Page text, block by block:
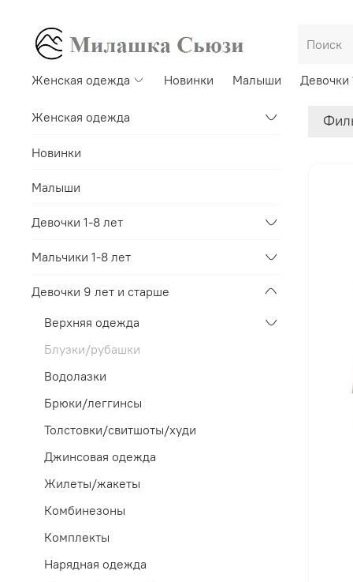
Женская одежда Новинки Малыши Девочки
Женская одежда
Новинки
Малыши
Девочки 1-8 лет
Мальчики 1-8 лет
Девочки 9 лет и старше
Верхняя одежда
Блузки/рубашки
Водолазки
Брюки/леггинсы
Толстовки/свитшоты/худи
Джинсовая одежда
Жилеты/жакеты
Комбинезоны
Комплекты
Нарядная одежда